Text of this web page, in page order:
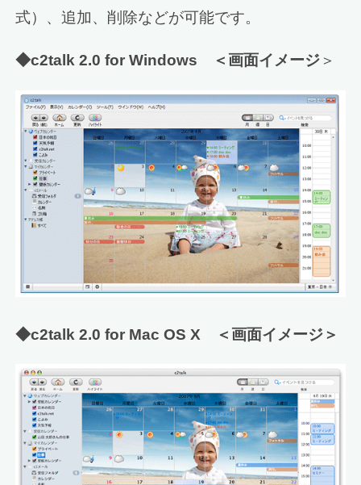
式）、追加、削除などが可能です。
◆c2talk 2.0 for Windows ＜画面イメージ ＞
◆c2talk 2.0 for Mac OS X ＜画面イメージ＞